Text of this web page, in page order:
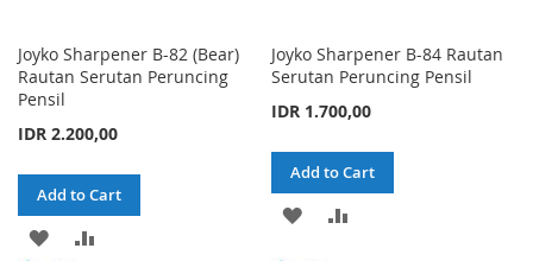
Joyko Sharpener B-82 (Bear)
Rautan Serutan Peruncing
Pensil
IDR 2.200,00
Add to Cart
ADD
Joyko Sharpener B-84 Rautan
Serutan Peruncing Pensil
IDR 1.700,00
Add to Cart
ADD